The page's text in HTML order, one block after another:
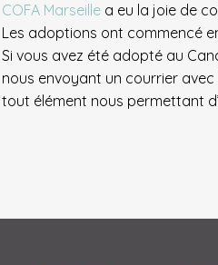
COFA Marseille a eu la joie de
Les adoptions ont commencé
Si vous avez été adopté au
nous envoyant un courrier
tout élément nous permettant